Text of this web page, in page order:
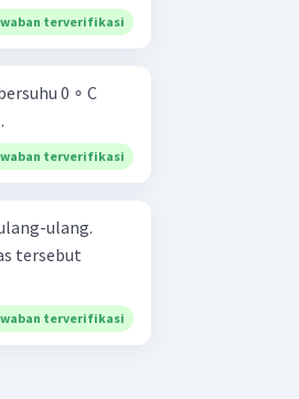
terverifikasi
0 ∘ C
terverifikasi
ulang.
tersebut
terverifikasi